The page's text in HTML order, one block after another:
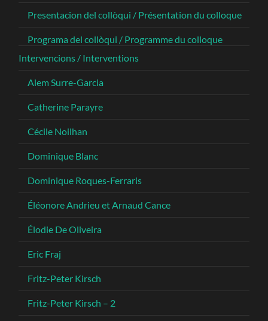
Presentacion del collòqui / Présentation du colloque
Programa del collòqui / Programme du colloque
Intervencions / Interventions
Alem Surre-Garcia
Catherine Parayre
Cécile Noilhan
Dominique Blanc
Dominique Roques-Ferraris
Éléonore Andrieu et Arnaud Cance
Élodie De Oliveira
Eric Fraj
Fritz-Peter Kirsch
Fritz-Peter Kirsch – 2